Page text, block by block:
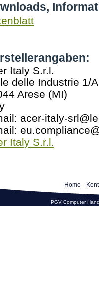
Italy S.r.l.
delle Industrie 1/A
Arese (MI)
acer-italy-
Italy S.r.l.
Home
PGV Computer